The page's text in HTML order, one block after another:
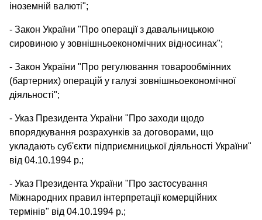
іноземній валюті";
- Закон України "Про операції з давальницькою
сировиною у зовнішньоекономічних відносинах";
- Закон України "Про регулювання товарообмінних
(бартерних) операцій у галузі зовнішньоекономічної
діяльності";
- Указ Президента України "Про заходи щодо
впорядкування розрахунків за договорами, що
укладають суб'єкти підприємницької діяльності України"
від 04.10.1994 p.;
- Указ Президента України "Про застосування
Міжнародних правил інтерпретації комерційних
термінів" від 04.10.1994 p.;